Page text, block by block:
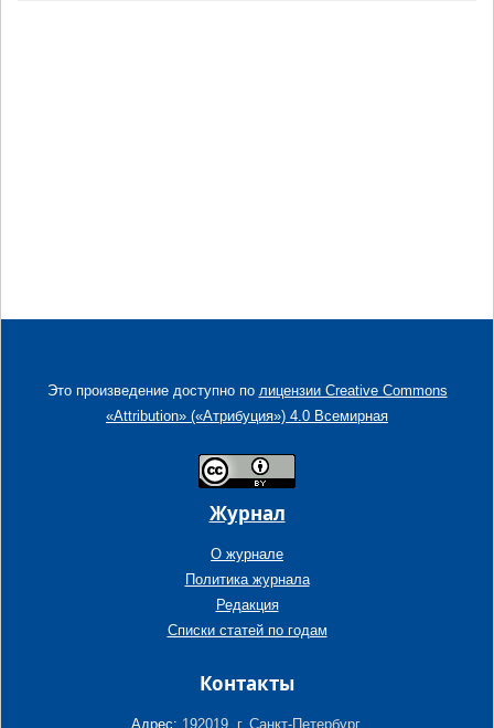
Это произведение доступно по лицензии Creative Commons
«Attribution» («Атрибуция») 4.0 Всемирная
Журнал
О журнале
Политика журнала
Редакция
Списки статей по годам
Контакты
Адрес: 192019, г. Санкт-Петербург,